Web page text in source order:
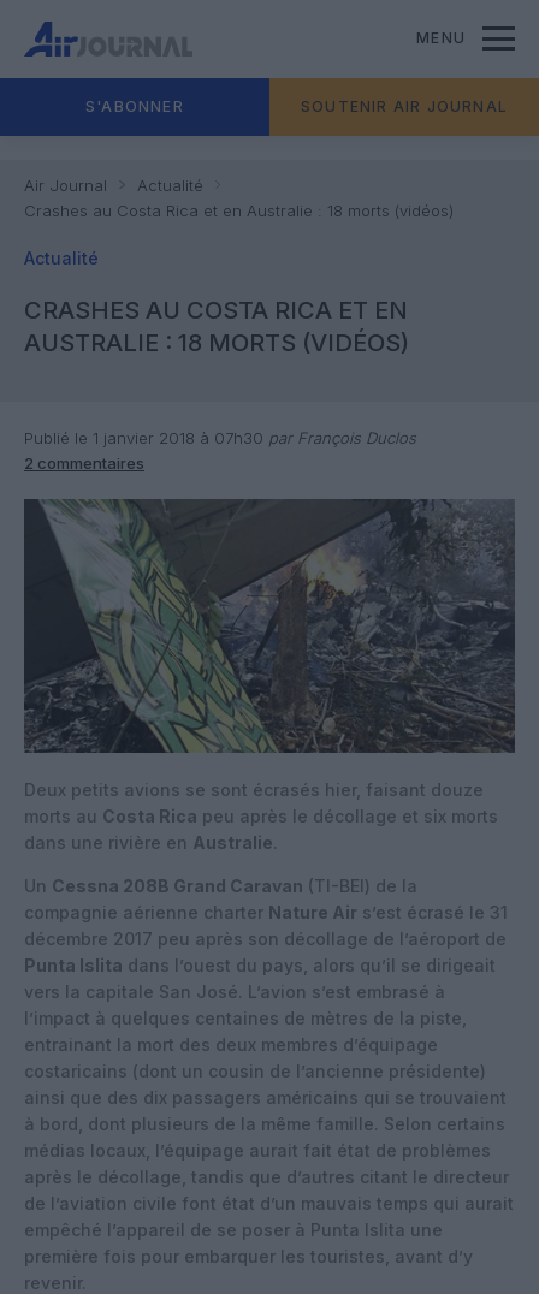
MENU
S'ABONNER SOUTENIR AIR JOURNAL
Air Journal
Actualité
Crashes au Costa Rica et en Australie : 18 morts (vidéos)
Actualité
CRASHES AU COSTA RICA ET EN
AUSTRALIE : 18 MORTS (VIDÉOS)
Publié le 1 janvier 2018 à 07h30 par François Duclos
2 commentaires
Deux petits avions se sont écrasés hier, faisant douze
morts au Costa Rica peu après le décollage et six morts
dans une rivière en Australie.
Un Cessna 208B Grand Caravan (TI-BEI) de la
compagnie aérienne charter Nature Air s’est écrasé le 31
décembre 2017 peu après son décollage de l’aéroport de
Punta Islita dans l’ouest du pays, alors qu’il se dirigeait
vers la capitale San José. L’avion s’est embrasé à
l’impact à quelques centaines de mètres de la piste,
entrainant la mort des deux membres d’équipage
costaricains (dont un cousin de l’ancienne présidente)
ainsi que des dix passagers américains qui se trouvaient
à bord, dont plusieurs de la même famille. Selon certains
médias locaux, l’équipage aurait fait état de problèmes
après le décollage, tandis que d’autres citant le directeur
de l’aviation civile font état d’un mauvais temps qui aurait
empêché l’appareil de se poser à Punta Islita une
première fois pour embarquer les touristes, avant d’y
revenir.